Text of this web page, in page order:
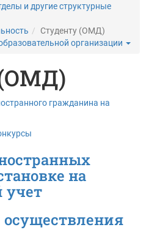
и другие структурные
Студенту (ОМД)
организации
гражданина на
на